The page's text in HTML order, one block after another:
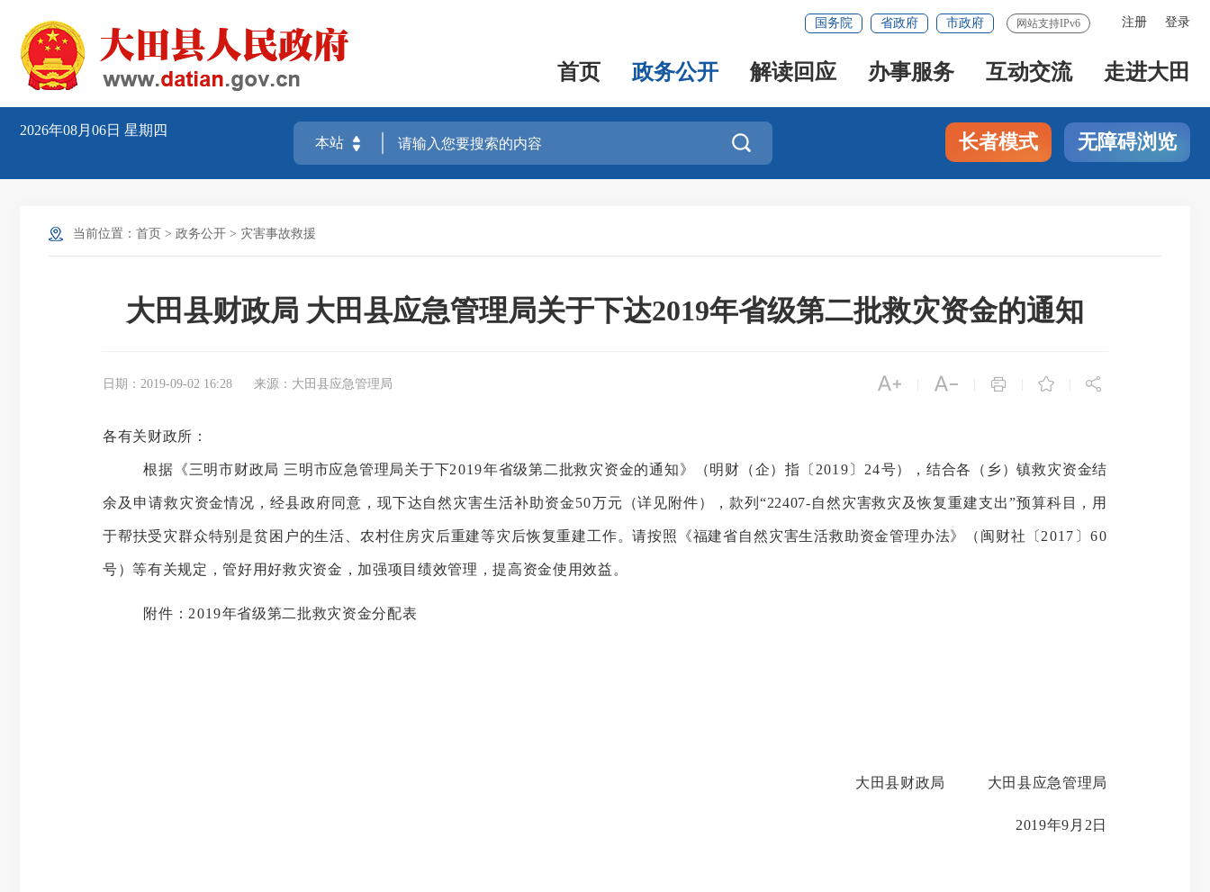
注册 登录
国务院 省政府 市政府 网站支持IPv6
首页 政务公开 解读回应 办事服务 互动交流 走进大田
2026年08月06日 星期四
 长者模式 无障碍浏览
当前位置： 首页 > 政务公开 > 灾害事故救援
大田县财政局 大田县应急管理局关于下达2019年省级第二批救灾资金的通知
日期：2019-09-02 16:28 来源：大田县应急管理局     
各有关财政所 ：
根据《三明市财政局 三明市应急管理局关于下2019年省级第二批救灾资金的通知》 （明 财 （企）指〔 2019 〕 24号）， 结合各（乡）镇救灾资金结
余及申请救灾资金情况 ，经县政府同意，现下达自然灾害生活补助资金50万元 （详见附件） ，款列 “22407-自然灾害救灾及恢复重建支出”预算科目，用
于帮扶受灾群众特别是贫困户的生活、农村住房灾后重建等灾后恢复重建工作。请按照《福建省自然灾害生活救助资金管理办法》 （ 闽财社〔 2017〕60
号）等有关规定，管好用好救灾资金，加强项目绩效管理，提高资金使用效益。
附件： 2019年省级第二批救灾资金分配表
大田县财政局 大田县应急管理局
2019年9月2日